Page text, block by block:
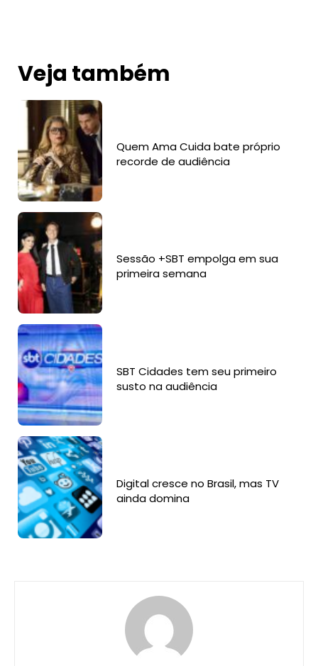
Veja também
Quem Ama Cuida bate próprio
recorde de audiência
Sessão +SBT empolga em sua
primeira semana
SBT Cidades tem seu primeiro
susto na audiência
Digital cresce no Brasil, mas TV
ainda domina